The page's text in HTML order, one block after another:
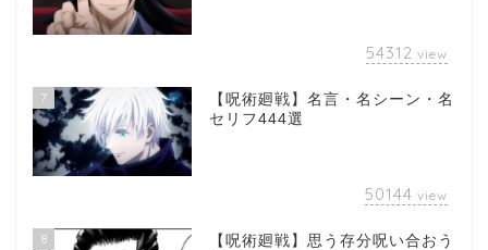
54312 view
7
【呪術廻戦】名言・名シーン・名
セリフ444選
50144 view
8
【呪術廻戦】思う存分呪い合おう